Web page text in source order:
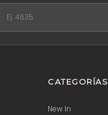
CATEGORÍAS
New In